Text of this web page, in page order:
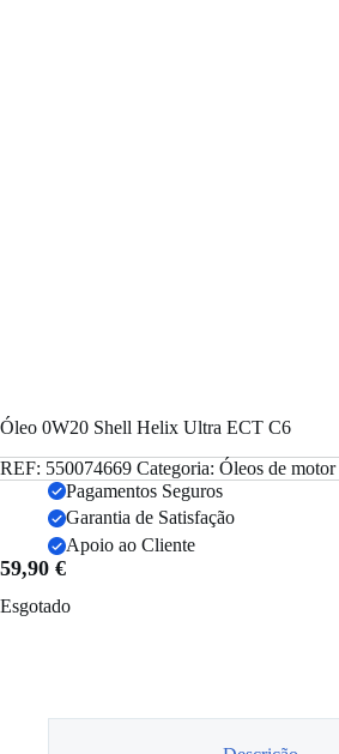
Óleo 0W20 Shell Helix Ultra ECT C6
REF: 550074669 Categoria: Óleos de motor
Pagamentos Seguros
Garantia de Satisfação
Apoio ao Cliente
59,90 €
Esgotado